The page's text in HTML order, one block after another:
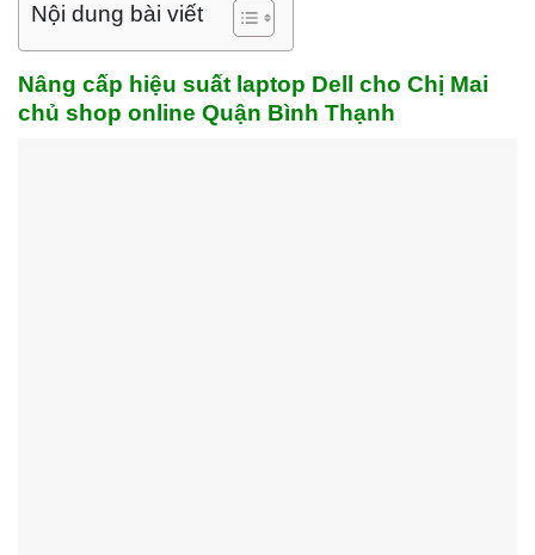
Nội dung bài viết
Nâng cấp hiệu suất laptop Dell cho Chị Mai
chủ shop online Quận Bình Thạnh